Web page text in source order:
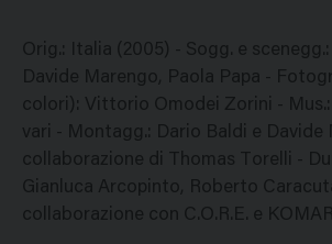
Orig.: Italia (2005) - Sogg. e
Davide Marengo, Paola Papa -
colori): Vittorio Omodei Zorini -
vari - Montagg.: Dario Baldi e Davide
collaborazione di Thomas Torelli -
Gianluca Arcopinto, Roberto
collaborazione con C.O.R.E. e